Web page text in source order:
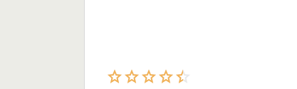
starstarstarstarstar
starstarstarstarstar